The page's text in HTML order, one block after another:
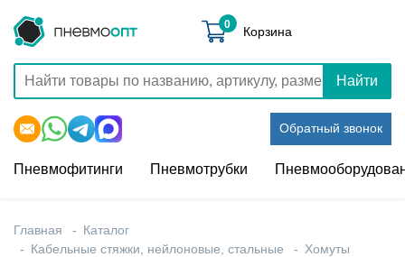
Найти
Обратный звонок
0 Корзина
Пневмофитинги Пневмотрубки
Главная
Каталог
Кабельные стяжки, нейлоновые, стальные
Хомуты